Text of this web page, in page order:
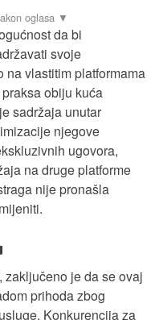
da bi
svoje
vlastitim platformama
obiju kuća
sadržaja unutar
njegove
ugovora,
na druge platforme
nije pronašla
je da se ovaj
prihoda zbog
Konkurencija za